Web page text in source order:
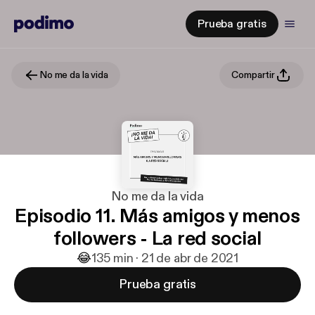
Prueba gratis
No me da la vida Compartir
No me da la vida
Episodio 11. Más amigos y menos
followers - La red social
😂135 min · 21 de abr de 2021
Prueba gratis